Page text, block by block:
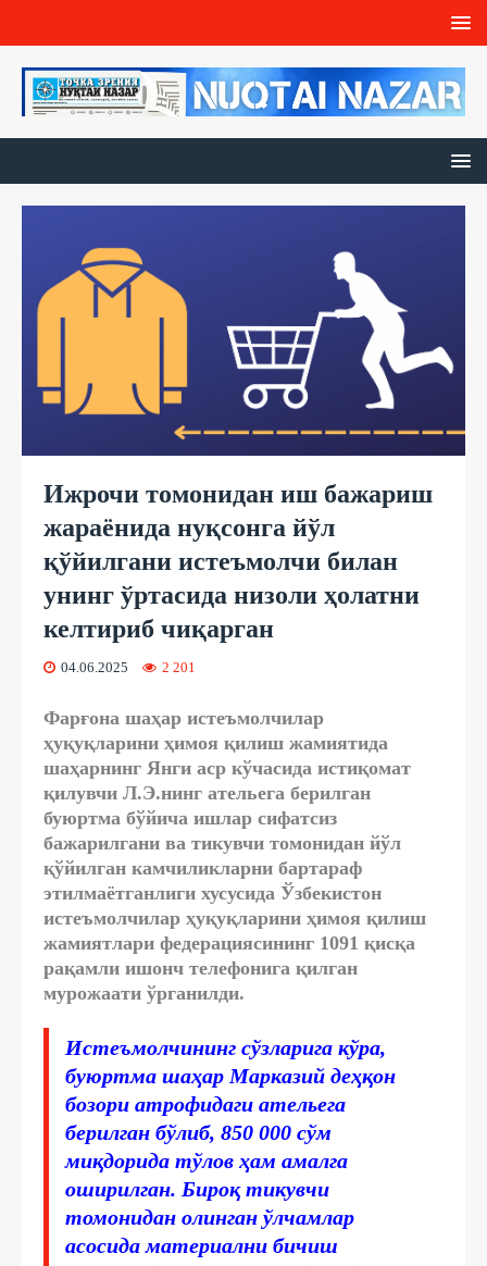
Ижрочи томонидан иш бажариш
жараёнида нуқсонга йўл
қўйилгани истеъмолчи билан
унинг ўртасида низоли ҳолатни
келтириб чиқарган
04.06.2025 2 201
Фарғона шаҳар истеъмолчилар
ҳуқуқларини ҳимоя қилиш жамиятида
шаҳарнинг Янги аср кўчасида истиқомат
қилувчи Л.Э.нинг ательега берилган
буюртма бўйича ишлар сифатсиз
бажарилгани ва тикувчи томонидан йўл
қўйилган камчиликларни бартараф
этилмаётганлиги хусусида Ўзбекистон
истеъмолчилар ҳуқуқларини ҳимоя қилиш
жамиятлари федерациясининг 1091 қисқа
рақамли ишонч телефонига қилган
мурожаати ўрганилди.
Истеъмолчининг сўзларига кўра,
буюртма шаҳар Марказий деҳқон
бозори атрофидаги ательега
берилган бўлиб, 850 000 сўм
миқдорида тўлов ҳам амалга
оширилган. Бироқ тикувчи
томонидан олинган ўлчамлар
асосида материални бичиш